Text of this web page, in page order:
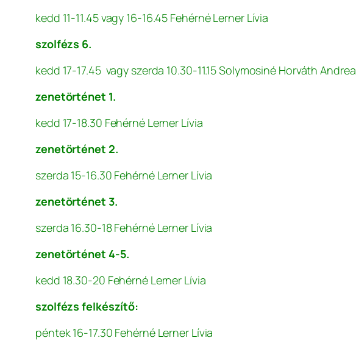
kedd 11-11.45 vagy 16-16.45 Fehérné Lerner Lívia
szolfézs 6.
kedd 17-17.45 vagy szerda 10.30-11.15 Solymosiné Horváth Andrea
zenetörténet 1.
kedd 17-18.30 Fehérné Lerner Lívia
zenetörténet 2.
szerda 15-16.30 Fehérné Lerner Lívia
zenetörténet 3.
szerda 16.30-18 Fehérné Lerner Lívia
zenetörténet 4-5.
kedd 18.30-20 Fehérné Lerner Lívia
szolfézs felkészítő:
péntek 16-17.30 Fehérné Lerner Lívia